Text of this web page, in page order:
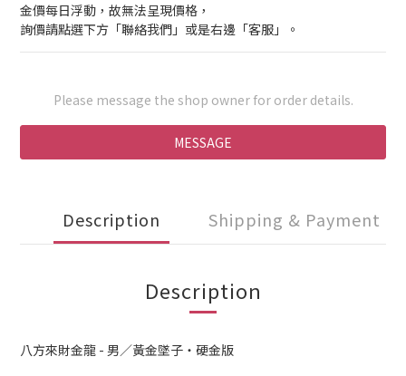
金價每日浮動，故無法呈現價格，
詢價請點選下方「聯絡我們」或是右邊「客服」。
Please message the shop owner for order details.
MESSAGE
Description Shipping & Payment
Description
八方來財金龍 - 男／黃金墜子・硬金版